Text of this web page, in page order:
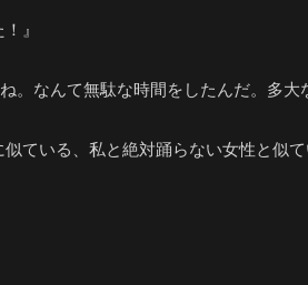
』
。なんて無駄な時間をしたんだ。多大
ている、私と絶対踊らない女性と似